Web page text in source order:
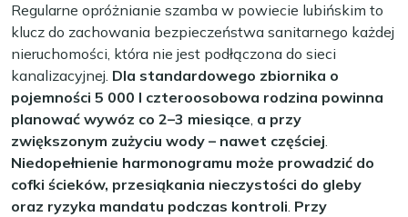
Regularne opróżnianie szamba w powiecie lubińskim to
klucz do zachowania bezpieczeństwa sanitarnego każdej
nieruchomości, która nie jest podłączona do sieci
kanalizacyjnej. Dla standardowego zbiornika o
pojemności 5 000 l czteroosobowa rodzina powinna
planować wywóz co 2–3 miesiące, a przy
zwiększonym zużyciu wody – nawet częściej.
Niedopełnienie harmonogramu może prowadzić do
cofki ścieków, przesiąkania nieczystości do gleby
oraz ryzyka mandatu podczas kontroli. Przy